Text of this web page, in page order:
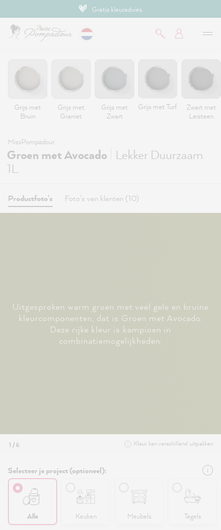
Gratis kleuradvies
Grijs met
Bruin
Grijs met
Graniet
Grijs met
Zwart
Grijs met Turf
Zwart met
Leisteen
MissPompadour
Groen met Avocado Lekker Duurzaam
1L
Productfoto's Foto's van klanten (10)
Uitgesproken warm groen met veel gele en bruine
kleurcomponenten, dat is Groen met Avocado.
Deze rijke kleur is kampioen in
combinatiemogelijkheden.
1 / 6 Kleur kan verschillend uitpakken
Selecteer je project (optioneel):
Alle Keuken Meubels Tegels